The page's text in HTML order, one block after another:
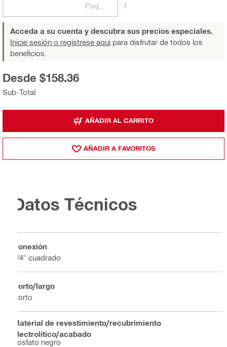
1
Acceda a su cuenta y descubra sus precios especiales.
Inicie sesión o regístrese aquípara disfrutar de todos los
beneficios.
Sub-Total
Desde $158.36
AÑADIR AL CARRITO
AÑADIR A FAVORITOS
Datos Técnicos
Conexión
1/4" cuadrado
Corto/largo
Corto
Material de revestimiento/recubrimiento
electrolítico/acabado
Fosfato negro